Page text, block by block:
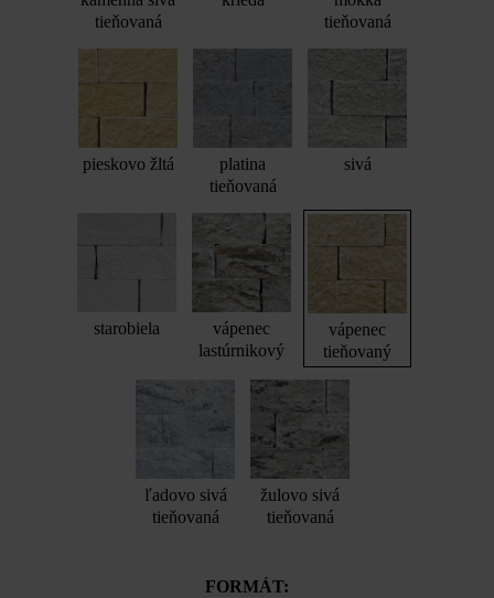
tieňovaná
tieňovaná
pieskovo žltá
platina
tieňovaná
sivá
starobiela
vápenec
lastúrnikový
vápenec
tieňovaný
ľadovo sivá
tieňovaná
žulovo sivá
tieňovaná
FORMÁT: